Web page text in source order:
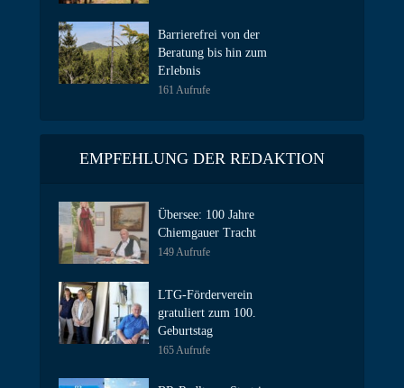
Barrierefrei von der
Beratung bis hin zum
Erlebnis
161 Aufrufe
EMPFEHLUNG DER REDAKTION
Übersee: 100 Jahre
Chiemgauer Tracht
149 Aufrufe
LTG-Förderverein
gratuliert zum 100.
Geburtstag
165 Aufrufe